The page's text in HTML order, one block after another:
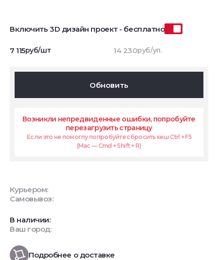
Включить 3D дизайн проект - бесплатно
7 115руб/шт 14 230руб/уп.
Обновить
Возникли непредвиденные ошибки, попробуйте
перезагрузить страницу
Если это не помоглу попробуйте сбросить кеш Ctrl + F5
(Mac — Cmd + Shift + R)
Курьером:
Самовывоз:
В наличии:
Ваш город:
Подробнее о доставке